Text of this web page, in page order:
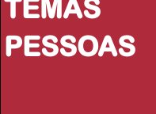
TEMAS
PESSOAS